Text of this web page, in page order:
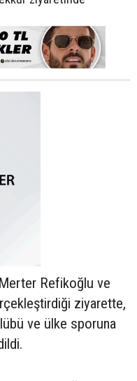
Refikoğlu ve
ziyarette,
ve ülke sporuna